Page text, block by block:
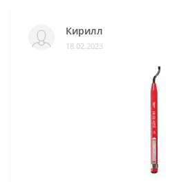
Кирилл
18.02.2023